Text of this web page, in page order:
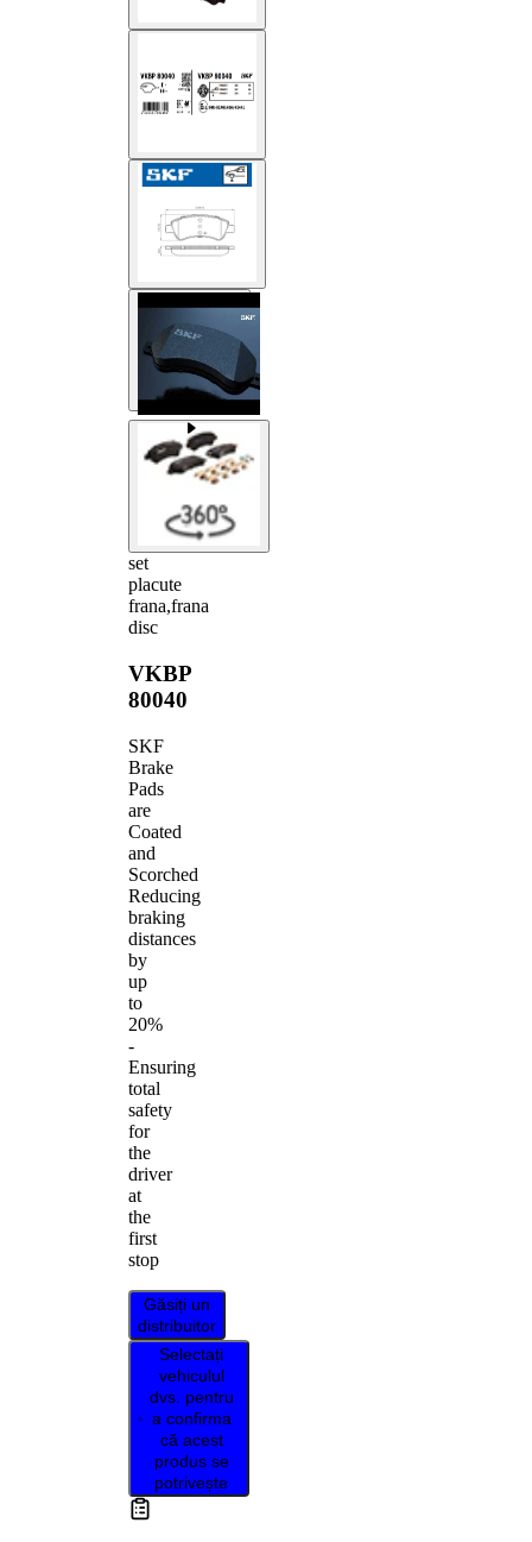
set
placute
frana,frana
disc
VKBP
80040
SKF
Brake
Pads
are
Coated
and
Scorched
Reducing
braking
distances
by
up
to
20%
-
Ensuring
total
safety
for
the
driver
at
the
first
stop
Găsiți un
distribuitor
Selectați
vehiculul
dvs. pentru
a confirma
că acest
produs se
potrivește